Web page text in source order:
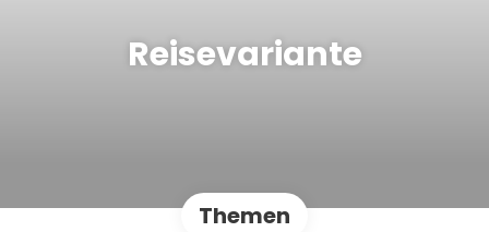
Reisevariante
Themen